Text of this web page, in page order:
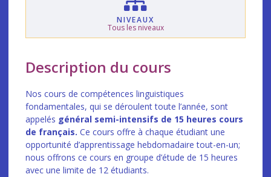
NIVEAUX
Tous les niveaux
Description du cours
Nos cours de compétences linguistiques
fondamentales, qui se déroulent toute l’année, sont
appelés général semi-intensifs de 15 heures cours
de français. Ce cours offre à chaque étudiant une
opportunité d’apprentissage hebdomadaire tout-en-un;
nous offrons ce cours en groupe d’étude de 15 heures
avec une limite de 12 étudiants.